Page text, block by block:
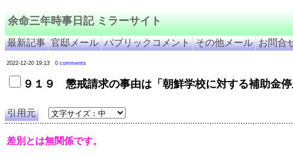
余命三年時事日記 ミラーサイト
最新記事 官邸メール パブリックコメント その他メール お問合
2022-12-20 19:13 0 comments
９１９ 懲戒請求の事由は「朝鮮学校に対する補助金停
引用元
差別とは無関係です。